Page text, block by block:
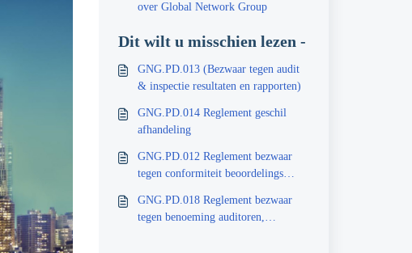
over Global Network Group
Dit wilt u misschien lezen -
GNG.PD.013 (Bezwaar tegen audit
& inspectie resultaten en rapporten)
GNG.PD.014 Reglement geschil
afhandeling
GNG.PD.012 Reglement bezwaar
tegen conformiteit beoordelings
GNG.PD.018 Reglement bezwaar
tegen benoeming auditoren,